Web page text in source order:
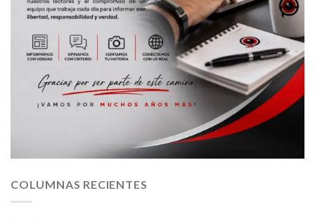
COLUMNAS RECIENTES